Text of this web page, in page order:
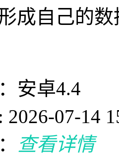
成自己的
安卓4.4
07-14
查看详情